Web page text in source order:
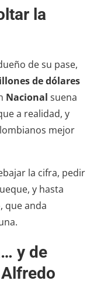
la
de su pase,
de dólares
Nacional suena
a realidad, y
mejor
la cifra, pedir
y hasta
que anda
y de